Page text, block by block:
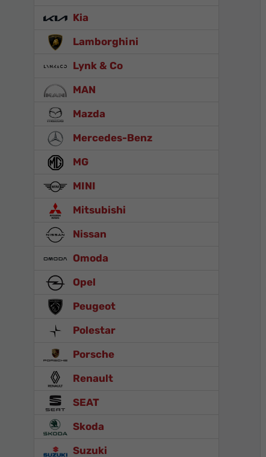
Kia
Lamborghini
Lynk & Co
MAN
Mazda
Mercedes-Benz
MG
MINI
Mitsubishi
Nissan
Omoda
Opel
Peugeot
Polestar
Porsche
Renault
SEAT
Skoda
Suzuki